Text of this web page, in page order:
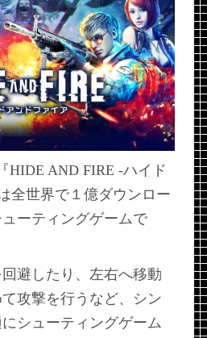
HIDE AND FIRE -ハイド
全世界で１億ダウンロー
ーティングゲームで
避したり、左右へ移動
攻撃を行うなど、シン
シューティングゲーム